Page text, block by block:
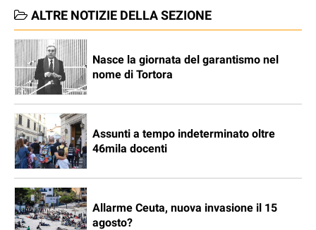
ALTRE NOTIZIE DELLA SEZIONE
Nasce la giornata del garantismo nel
nome di Tortora
Assunti a tempo indeterminato oltre
46mila docenti
Allarme Ceuta, nuova invasione il 15
agosto?